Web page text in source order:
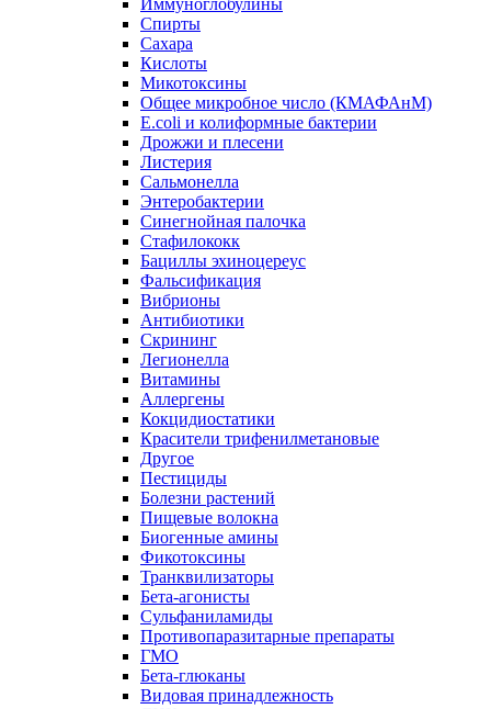
Иммуноглобулины
Спирты
Сахара
Кислоты
Микотоксины
Общее микробное число (КМАФАнМ)
E.coli и колиформные бактерии
Дрожжи и плесени
Листерия
Сальмонелла
Энтеробактерии
Синегнойная палочка
Стафилококк
Бациллы эхиноцереус
Фальсификация
Вибрионы
Антибиотики
Скрининг
Легионелла
Витамины
Аллергены
Кокцидиостатики
Красители трифенилметановые
Другое
Пестициды
Болезни растений
Пищевые волокна
Биогенные амины
Фикотоксины
Транквилизаторы
Бета-агонисты
Сульфаниламиды
Противопаразитарные препараты
ГМО
Бета-глюканы
Видовая принадлежность